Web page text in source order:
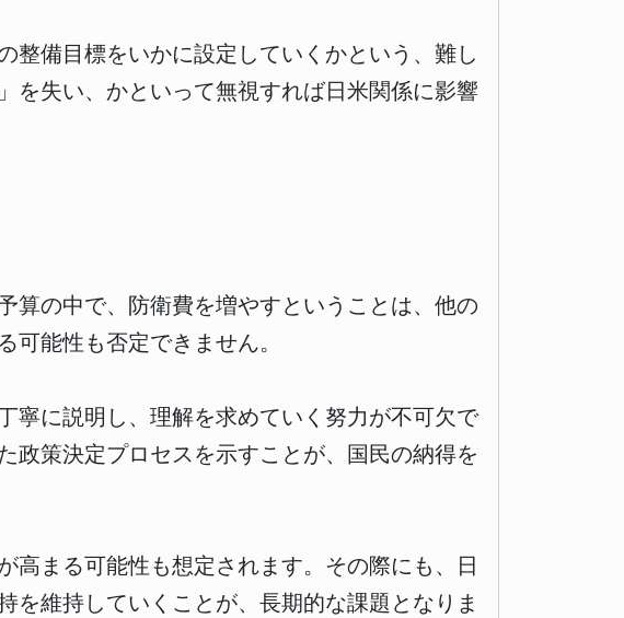
整備目標をいかに設定していくかという、難し
を失い、かといって無視すれば日米関係に影響
算の中で、防衛費を増やすということは、他の
能性も否定できません。
寧に説明し、理解を求めていく努力が不可欠で
政策決定プロセスを示すことが、国民の納得を
高まる可能性も想定されます。その際にも、日
を維持していくことが、長期的な課題となりま